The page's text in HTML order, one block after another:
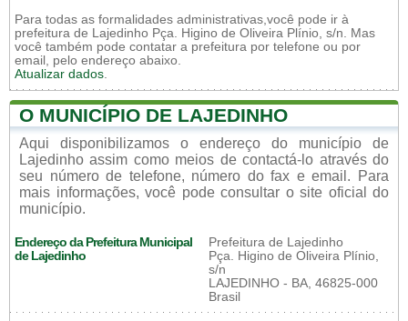
Para todas as formalidades administrativas,você pode ir à
prefeitura de Lajedinho Pça. Higino de Oliveira Plínio, s/n. Mas
você também pode contatar a prefeitura por telefone ou por
email, pelo endereço abaixo.
Atualizar dados.
O MUNICÍPIO DE LAJEDINHO
Aqui disponibilizamos o endereço do município de
Lajedinho assim como meios de contactá-lo através do
seu número de telefone, número do fax e email. Para
mais informações, você pode consultar o site oficial do
município.
Endereço da Prefeitura Municipal
de Lajedinho
Prefeitura de Lajedinho
Pça. Higino de Oliveira Plínio,
s/n
LAJEDINHO - BA, 46825-000
Brasil